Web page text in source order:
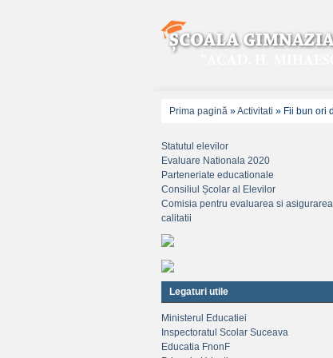
Prima pagină »Activitati » Fii bun ori
Statutul elevilor
Evaluare Nationala 2020
Parteneriate educationale
Consiliul Școlar al Elevilor
Comisia pentru evaluarea si asigurarea
calitatii
Legaturi utile
Ministerul Educatiei
Inspectoratul Scolar Suceava
Educatia FnonF